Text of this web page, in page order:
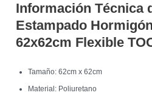
Información Técnica
Estampado
62x62cm Flexible
Tamaño: 62cm x 62cm
Material: Poliuretano